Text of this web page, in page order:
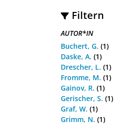
Filtern
AUTOR*IN
Buchert, G. (1)
Daske, A. (1)
Drescher, L. (1)
Fromme, M. (1)
Gainov, R. (1)
Gerischer, S. (1)
Graf, W. (1)
Grimm, N. (1)